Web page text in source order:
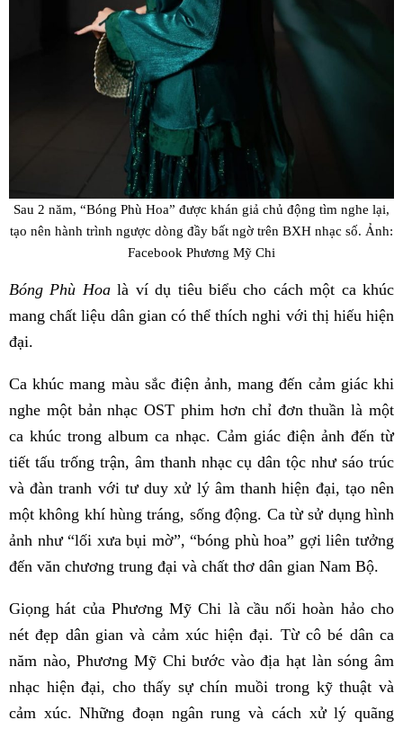
Sau 2 năm, “Bóng Phù Hoa” được khán giả chủ động tìm nghe lại,
tạo nên hành trình ngược dòng đầy bất ngờ trên BXH nhạc số. Ảnh:
Facebook Phương Mỹ Chi
Bóng Phù Hoalà ví dụ tiêu biểu cho cách một ca khúc
mang chất liệu dân gian có thể thích nghi với thị hiếu hiện
đại.
Ca khúc mang màu sắc điện ảnh, mang đến cảm giác khi
nghe một bản nhạc OST phim hơn chỉ đơn thuần là một
ca khúc trong album ca nhạc. Cảm giác điện ảnh đến từ
tiết tấu trống trận, âm thanh nhạc cụ dân tộc như sáo trúc
và đàn tranh với tư duy xử lý âm thanh hiện đại, tạo nên
một không khí hùng tráng, sống động. Ca từ sử dụng hình
ảnh như “lối xưa bụi mờ”, “bóng phù hoa” gợi liên tưởng
đến văn chương trung đại và chất thơ dân gian Nam Bộ.
Giọng hát của Phương Mỹ Chi là cầu nối hoàn hảo cho
nét đẹp dân gian và cảm xúc hiện đại. Từ cô bé dân ca
năm nào, Phương Mỹ Chi bước vào địa hạt làn sóng âm
nhạc hiện đại, cho thấy sự chín muồi trong kỹ thuật và
cảm xúc. Những đoạn ngân rung và cách xử lý quãng